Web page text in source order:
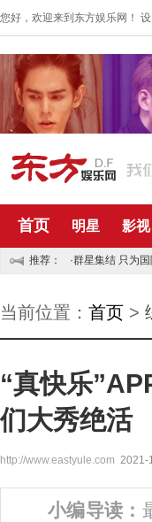
您好，欢迎来到东方娱乐网！
首页 明星 影视
推荐： ·群星集结 只为
当前位置： 首页 >
“真快乐
们大秀绝活
http://www.eastyule.com 2021-
小编导读：